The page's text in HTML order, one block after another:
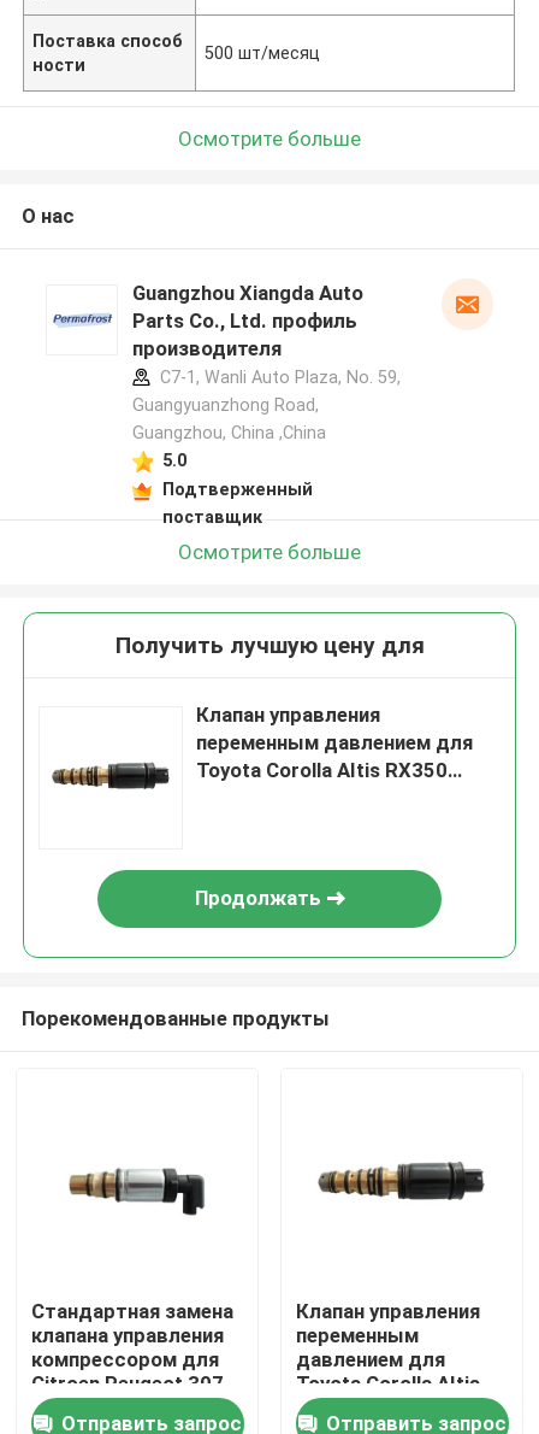
Продукты
О нас
Поставка способ
ности
500 шт/месяц
Осмотрите больше
О нас
Guangzhou Xiangda Auto
Parts Co., Ltd. профиль
производителя
C7-1, Wanli Auto Plaza, No. 59,
Guangyuanzhong Road,
Guangzhou, China ,China
5.0
Подтверженный
поставщик
Осмотрите больше
Получить лучшую цену для
Клапан управления
переменным давлением для
Toyota Corolla AItis RX350
Продолжать
Порекомендованные продукты
Стандартная замена
клапана управления
компрессором для
Citroen Peugeot 307
308 Triumph Picasso
Отправить запрос
Клапан управления
переменным
давлением для
Toyota Corolla AItis
RX350 ES350 LS460
Отправить запрос